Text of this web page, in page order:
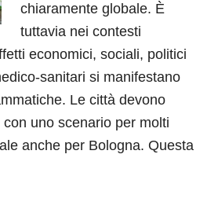
chiaramente globale. È
tuttavia nei contesti
economici, sociali, politici
sanitari si manifestano
Le città devono
uno scenario per molti
anche per Bologna. Questa